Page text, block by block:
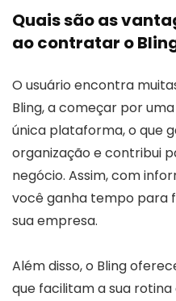
Quais são as
ao contratar o
O usuário encontra
Bling, a começar por
única plataforma, o que
organização e contribui
negócio. Assim, com
você ganha tempo para
sua empresa.
Além disso, o Bling
que facilitam a sua